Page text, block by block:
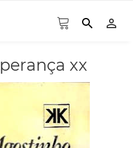
search person_outline
xx